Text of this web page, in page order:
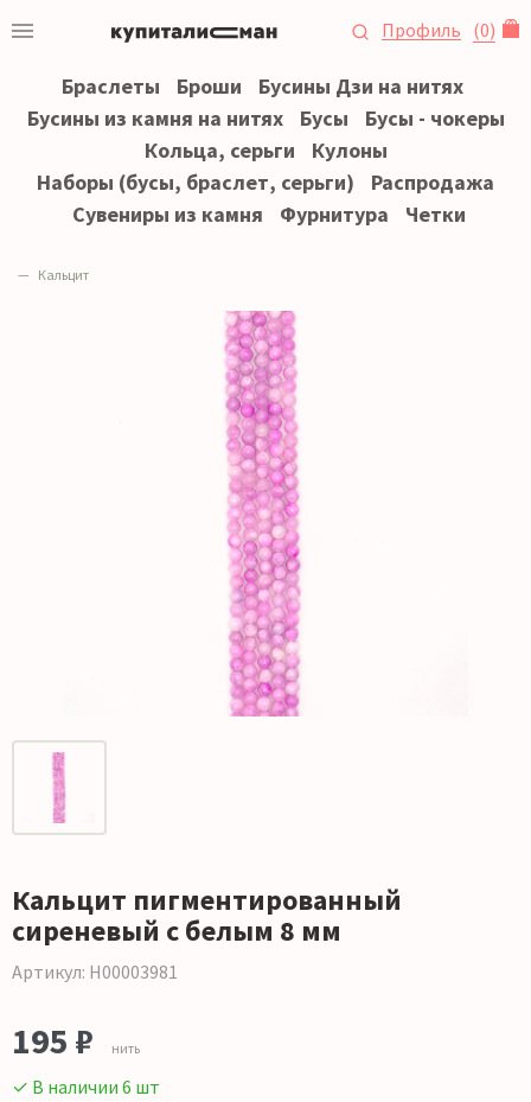
Профиль (0)
Браслеты Броши
Бусины Дзи на нитях
Бусины из камня на нитях
Бусы
Бусы - чокеры
Кольца, серьги
Кулоны
Наборы (бусы, браслет, серьги)
Распродажа
Сувениры из камня
Фурнитура Четки
Кальцит
Кальцит пигментированный
сиреневый с белым 8 мм
Артикул: Н00003981
195 ₽ нить
✓ В наличии 6 шт